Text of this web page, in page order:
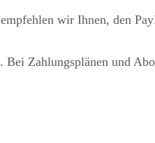
wir Ihnen, den
Zahlungsplänen und